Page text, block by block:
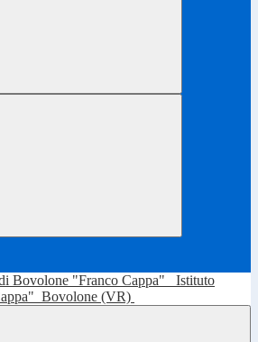
Istituto
Bovolone (VR)